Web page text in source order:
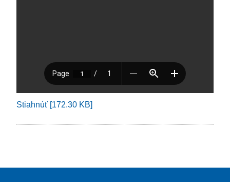
Stiahnúť [172.30 KB]